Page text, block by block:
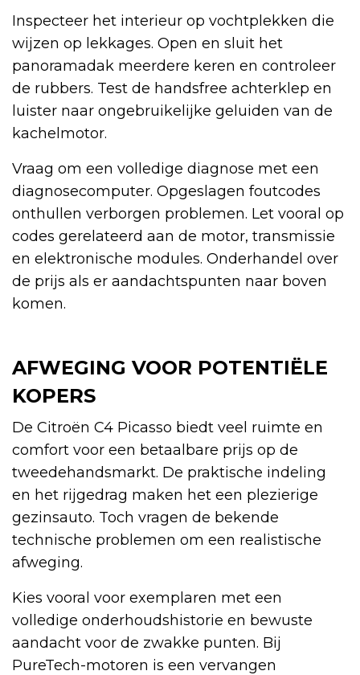
Inspecteer het interieur op vochtplekken die
wijzen op lekkages. Open en sluit het
panoramadak meerdere keren en controleer
de rubbers. Test de handsfree achterklep en
luister naar ongebruikelijke geluiden van de
kachelmotor.
Vraag om een volledige diagnose met een
diagnosecomputer. Opgeslagen foutcodes
onthullen verborgen problemen. Let vooral op
codes gerelateerd aan de motor, transmissie
en elektronische modules. Onderhandel over
de prijs als er aandachtspunten naar boven
komen.
AFWEGING VOOR POTENTIËLE
KOPERS
De Citroën C4 Picasso biedt veel ruimte en
comfort voor een betaalbare prijs op de
tweedehandsmarkt. De praktische indeling
en het rijgedrag maken het een plezierige
gezinsauto. Toch vragen de bekende
technische problemen om een realistische
afweging.
Kies vooral voor exemplaren met een
volledige onderhoudshistorie en bewuste
aandacht voor de zwakke punten. Bij
PureTech-motoren is een vervangen